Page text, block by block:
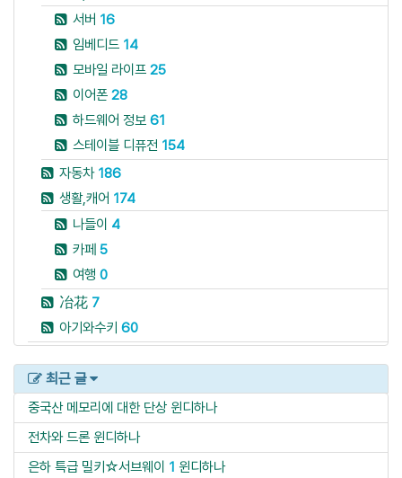
서버 16
임베디드 14
모바일 라이프 25
이어폰 28
하드웨어 정보 61
스테이블 디퓨전 154
자동차 186
생활,캐어 174
나들이 4
카페 5
여행 0
冶花 7
아기와수키 60
최근 글
중국산 메모리에 대한 단상 윈디하나
전차와 드론 윈디하나
은하 특급 밀키☆서브웨이 1 윈디하나